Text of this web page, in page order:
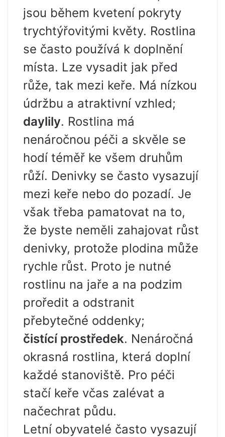
jsou během kvetení pokryty
trychtýřovitými květy. Rostlina
se často používá k doplnění
místa. Lze vysadit jak před
růže, tak mezi keře. Má nízkou
údržbu a atraktivní vzhled;
daylily. Rostlina má
nenáročnou péči a skvěle se
hodí téměř ke všem druhům
růží. Denivky se často vysazují
mezi keře nebo do pozadí. Je
však třeba pamatovat na to,
že byste neměli zahajovat růst
denivky, protože plodina může
rychle růst. Proto je nutné
rostlinu na jaře a na podzim
proředit a odstranit
přebytečné oddenky;
čistící prostředek. Nenáročná
okrasná rostlina, která doplní
každé stanoviště. Pro péči
stačí keře včas zalévat a
načechrat půdu.
Letní obyvatelé často vysazují